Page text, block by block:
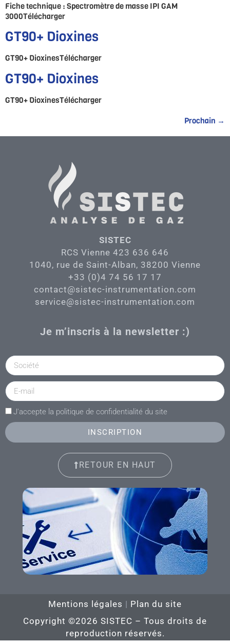
Fiche technique : Spectromètre de masse IPI GAM
3000Télécharger
GT90+ Dioxines
GT90+ DioxinesTélécharger
GT90+ Dioxines
GT90+ DioxinesTélécharger
Prochain →
SISTEC
RCS Vienne 423 636 646
1040, rue de Saint-Alban, 38200 Vienne
+33 (0)4 74 56 17 17
contact@sistec-instrumentation.com
service@sistec-instrumentation.com
Je m’inscris à la newsletter :)
J'accepte la politique de confidentialité du site
INSCRIPTION
RETOUR EN HAUT
Mentions légales | Plan du site
Copyright ©2026 SISTEC – Tous droits de
reproduction réservés.